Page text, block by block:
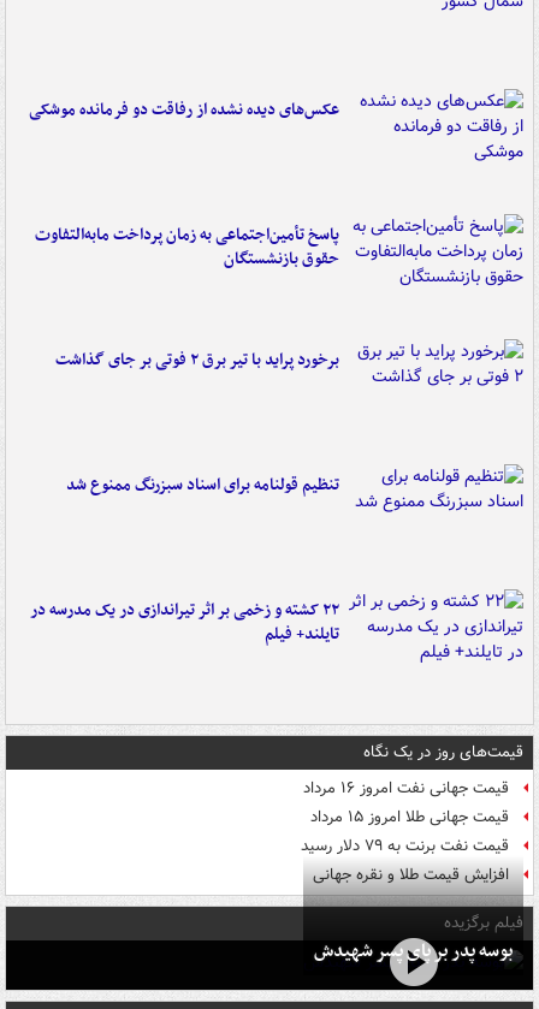
عکس‌های دیده نشده از رفاقت دو فرمانده‌ موشکی
پاسخ تأمین‌اجتماعی به زمان پرداخت مابه‌التفاوت
حقوق بازنشستگان
برخورد پراید با تیر برق ۲ فوتی بر جای گذاشت
تنظیم قولنامه برای اسناد سبزرنگ ممنوع شد
۲۲ کشته و زخمی بر اثر تیراندازی در یک مدرسه در
تایلند+ فیلم
قیمت‌های روز در یک نگاه
قیمت جهانی نفت امروز ۱۶ مرداد
قیمت جهانی طلا امروز ۱۵ مرداد
قیمت نفت برنت به ۷۹ دلار رسید
افزایش قیمت طلا و نقره جهانی
فیلم برگزیده
بوسه‌ پدر بر پای پسر شهیدش